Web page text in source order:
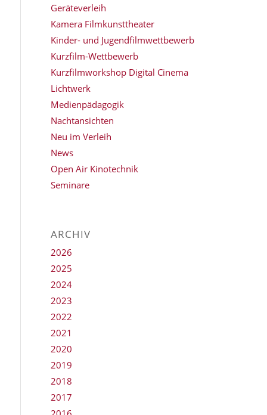
Geräteverleih
Kamera Filmkunsttheater
Kinder- und Jugendfilmwettbewerb
Kurzfilm-Wettbewerb
Kurzfilmworkshop Digital Cinema
Lichtwerk
Medienpädagogik
Nachtansichten
Neu im Verleih
News
Open Air Kinotechnik
Seminare
ARCHIV
2026
2025
2024
2023
2022
2021
2020
2019
2018
2017